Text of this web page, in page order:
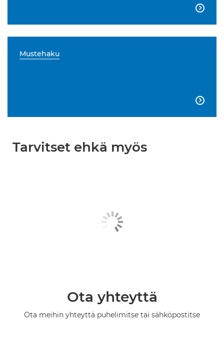

Mustehaku

Tarvitset ehkä myös
Ota yhteyttä
Ota meihin yhteyttä puhelimitse tai sähköpostitse